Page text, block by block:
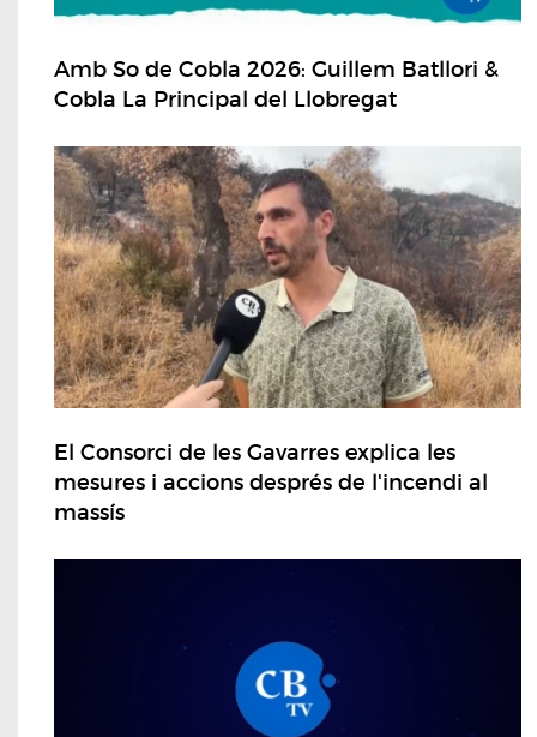
Amb So de Cobla 2026: Guillem Batllori &
Cobla La Principal del Llobregat
El Consorci de les Gavarres explica les
mesures i accions després de l'incendi al
massís